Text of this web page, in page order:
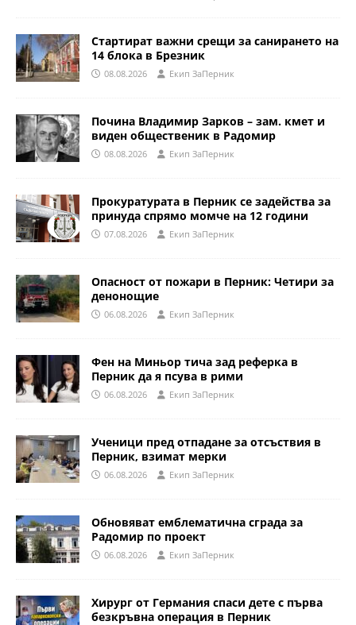
Стартират важни срещи за санирането на
14 блока в Брезник
08.08.2026 Eкип ЗаПерник
Почина Владимир Зарков – зам. кмет и
виден общественик в Радомир
08.08.2026 Eкип ЗаПерник
Прокуратурата в Перник се задейства за
принуда спрямо момче на 12 години
07.08.2026 Eкип ЗаПерник
Опасност от пожари в Перник: Четири за
денонощие
06.08.2026 Eкип ЗаПерник
Фен на Миньор тича зад реферка в
Перник да я псува в рими
06.08.2026 Eкип ЗаПерник
Ученици пред отпадане за отсъствия в
Перник, взимат мерки
06.08.2026 Eкип ЗаПерник
Обновяват емблематична сграда за
Радомир по проект
06.08.2026 Eкип ЗаПерник
Хирург от Германия спаси дете с първа
безкръвна операция в Перник